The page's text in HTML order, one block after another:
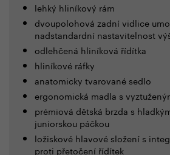
lehký hliníkový rám
dvoupolohová zadní vidlice
nadstandardní nastavitelnost
odlehčená hliníková řídítka
hliníkové ráfky
anatomicky tvarované sedlo
ergonomická madla s
prémiová dětská brzda s
juniorskou páčkou
ložiskové hlavové složení s
proti přetočení řídítek